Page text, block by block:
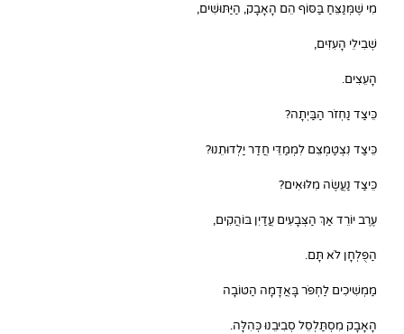
מִי שֶׁמְּנַצֵּחַ בַּסּוֹף הֵם הָאָבָק, הַיַּתּוּשִׁים,
שְׁבִילֵי הָעִזִּים,
הָעֵצִים.
כֵּיצַד נַחְזֹר הַבַּיְתָה?
כֵּיצַד נִצְטַמְצֵם לִמְמַדֵּי חֲדַר יַלְדוּתֵנוּ?
כֵּיצַד נַעֲשֶׂה מִלּוּאִים?
עֶרֶב יוֹרֵד אַךְ הַצְּבָעִים עֲדַיִן בּוֹהֲקִים,
הַפֻּלְחָן לֹא תָּם.
מַמְשִׁיכִים לַחְפֹּר בָּאֲדָמָה הַטּוֹבָה
הָאָבָק מִסְתַּלְסֵל סְבִיבֵנוּ כְּהִלָּה.